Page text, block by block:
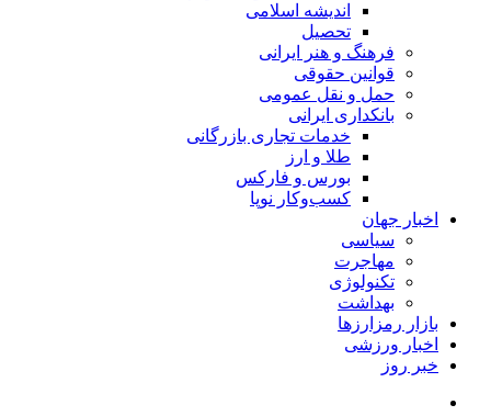
اندیشه اسلامی
تحصیل
فرهنگ و هنر ایرانی
قوانین حقوقی
حمل و نقل عمومی
بانکداری ایرانی
خدمات تجاری بازرگانی
طلا و ارز
بورس و فارکس
کسب‌وکار نوپا
اخبار جهان
سیاسی
مهاجرت
تکنولوژی
بهداشت
بازار رمزارزها
اخبار ورزشی
خبر روز